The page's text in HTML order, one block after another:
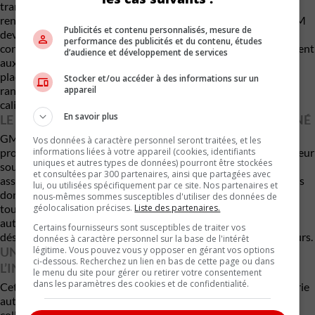
transférer de données de conduite à des agences de
renseignements commerciaux comme Verisk ou LexisNexis. GM
devra également supprimer les données de conduite encore
conservées sans consentement explicite, demander officiellement
aux courtiers de détruire les données déjà obtenues, mettre en
place un programme renforcé de protection de la vie privée et
ransmettre régulièrement des rapports aux autorités
californiennes.
LE PROGRAMME SMART DRIVER DÉJÀ ABANDONNÉ
GM affirme que ce dossier concerne principalement le
programme « Smart Driver », abandonné en 2024. Le constructeur
soutient avoir déjà renforcé ses pratiques de confidentialité et
assure vouloir être plus transparent concernant l’utilisation des
données personnelles de ses clients. Cette affaire survient
toutefois à un moment délicat pour l’ensemble de l’industrie
automobile, alors que les véhicules connectés génèrent
désormais d’immenses quantités de données sur les conducteurs.
UNE DÉCISION QUI POURRAIT SECOUER TOUTE
L’INDUSTRIE AUTOMOBILE
Cette poursuite marque un précédent important pour l’industrie
automobile nord-américaine. Les constructeurs modernes
Publicités et contenu personnalisés, mesure de
performance des publicités et du contenu, études
d’audience et développement de services
Stocker et/ou accéder à des informations sur un
appareil
En savoir plus
Vos données à caractère personnel seront traitées, et les
informations liées à votre appareil (cookies, identifiants
uniques et autres types de données) pourront être stockées
et consultées par 300 partenaires, ainsi que partagées avec
lui, ou utilisées spécifiquement par ce site. Nos partenaires et
nous-mêmes sommes susceptibles d'utiliser des données de
géolocalisation précises. Liste des partenaires.
Certains fournisseurs sont susceptibles de traiter vos
données à caractère personnel sur la base de l'intérêt
légitime. Vous pouvez vous y opposer en gérant vos options
ci-dessous. Recherchez un lien en bas de cette page ou dans
le menu du site pour gérer ou retirer votre consentement
dans les paramètres des cookies et de confidentialité.